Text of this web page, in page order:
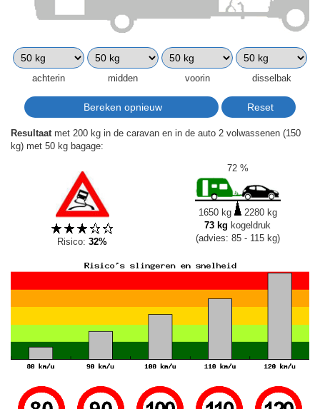
achterin midden voorin disselbak
Resultaat met 200 kg in de caravan en in de auto 2 volwassenen (150
kg) met 50 kg bagage:
Risico:32%
72 %
1650 kg
2280 kg
73 kg kogeldruk
(advies: 85 - 115 kg)